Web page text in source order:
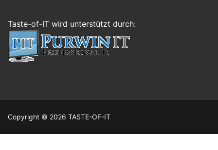
Taste-of-IT wird unterstützt durch:
Copyright © 2026 TASTE-OF-IT